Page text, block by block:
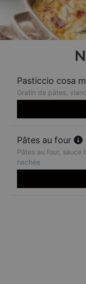
Pasticcio cosa
Gratin de pâtes,
Pâtes au four
Pâtes au four, sauce
hachée